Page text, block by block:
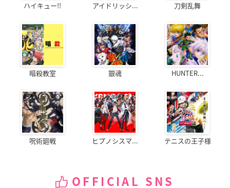
ハイキュー!! アイドリッシ... 刀剣乱舞
暗殺教室 銀魂 HUNTER...
呪術廻戦 ヒプノシスマ... テニスの王子様
OFFICIAL SNS